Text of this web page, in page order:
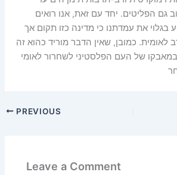
גם הפליטים. יחד עם זאת, אנו רואים
בגלוי את עמדתנו כי מדינה כזו תקום אך
לאומית. כמובן, שאין הדבר מוריד כהוא זה
של העם הפלסטיני לשחרור לאומי
PREVIOUS
Leave a Comment